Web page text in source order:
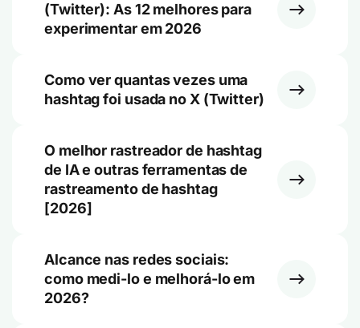
(Twitter): As 12 melhores para
experimentar em 2026
Como ver quantas vezes uma
hashtag foi usada no X (Twitter)
O melhor rastreador de hashtag
de IA e outras ferramentas de
rastreamento de hashtag
[2026]
Alcance nas redes sociais:
como medi-lo e melhorá-lo em
2026?